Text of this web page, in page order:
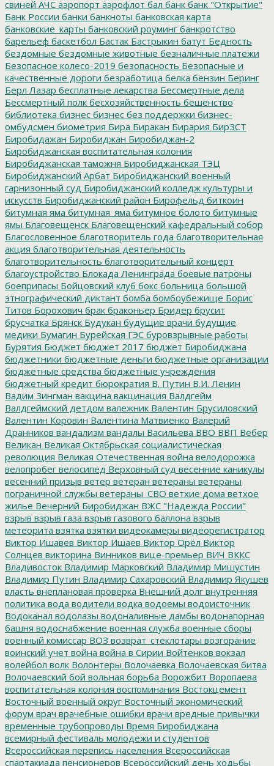
свиней АЧС аэропорт аэрофлот бал банк банк "Открытие"
Банк России банки банкноты банковская карта
банковские_карты банковский роуминг банкротство
барельеф баскетбол Бастак Бастрыкин батут Бедность
бездомные бездомные животные безналичные платежи
Безопасное колесо-2019 безопасность Безопасные и
качественные дороги безработица белка бензин Беринг
Берл Лазар бесплатные лекарства Бессмертные дела
Бессмертный полк бесхозяйственность бешенство
библиотека бизнес бизнес без поддержки бизнес-
омбудсмен биометрия Бира Биракан Бирария БирЗСТ
Биробидажан Биробиджан Биробиджан-2
Биробиджанская воспитательная колония
Биробиджанская таможня Биробиджанская ТЭЦ
Биробиджанский Арбат Биробиджанский военный
гарнизонный суд Биробиджанский колледж культуры и
искусств Биробиджанский район Бирофельд биткоин
битумная яма битумная_яма битумное болото битумные
ямы Благовещенск Благовещенский кафедральный собор
Благословенное благотворитель года благотворительная
акция благотворительная деятельность
благотворительность благотворительный концерт
благоустройство Блокада Ленинграда боевые патроны
боеприпасы Бойцовский клуб бокс больница большой
этнографический диктант бомба бомбоубежище Борис
Титов Борохович брак браконьер Бридер брусит
брусчатка Брянск Будукан будущие врачи будущие
медики Бумагин Бурейская ГЭС буровзрывные работы
Бурятия Бюджет бюджет 2017 бюджет Биробиджана
бюджетники бюджетные деньги бюджетные организации
бюджетные средства бюджетные учреждения
бюджетный кредит бюрократия В. Путин В.И. Ленин
Вадим Зингман вакцина вакцинация Валдгейм
Валдгеймский детдом валежник Валентин Брусиловский
Валентин Коровин Валентина Матвиенко Валерий
Дранников вандализм вандалы Васильева ВВО ВВП Вебер
Великан Великая Октябрьская социалистическая
революция Великая Отечественная война велодорожка
велопробег велосипед Верховный суд весенние каникулы
весенний призыв ветер ветеран ветераны ветераны
пограничной службы ветераны_СВО ветхие дома ветхое
жилье Вечерний Биробиджан ВЖС "Надежда России"
взрыв взрыв газа взрыв газового баллона взрыв
метеорита взятка взятки видеокамеры видеорегистратор
Виктор Ишавев Виктор Ишаев Виктор Орёл Виктор
Солнцев викторина Винников вице-премьер ВИЧ ВККС
Владивосток Владимир Марковский Владимир Мишустин
Владимир Путин Владимир Сахаровский Владимир Якушев
власть внеплановая проверка Внешний долг внутренняя
политика вода водители водка водоемы водоисточник
Водоканал водолазы водоналивные дамбы водонапорная
башня водоснабжение военная служба военные сборы
военный комиссар ВОЗ возврат_стеклотары возгорание
воинский учет война война в Сирии Войтенков вокзал
волейбол волк Волонтеры Волочаевка Волочаевская битва
Волочаевский бой вольная борьба Ворожбит Воропаева
воспитательная колония воспоминания Востокцемент
Восточный военный округ Восточный экономический
форум врач врачебные ошибки врачи вредные привычки
временные трубопроводы Время Биробиджана
всемирный фестиваль молодежи и студентов
Всероссийская перепись населения Всероссийская
спартакиада пенсионеров Всероссийский день ходьбы